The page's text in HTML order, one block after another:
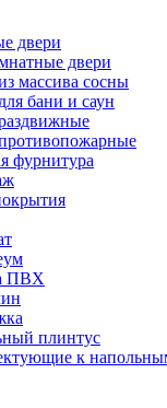
двери
двери
массива сосны
бани и саун
фурнитура
ПВХ
плинтус
к